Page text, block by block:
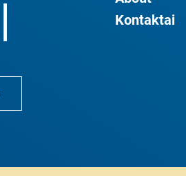
Kontaktai